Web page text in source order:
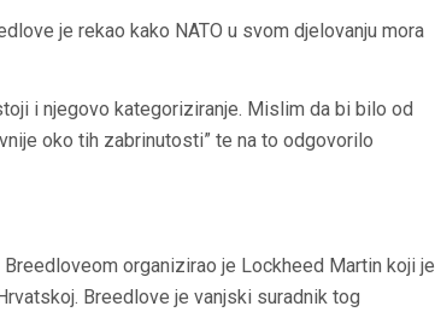
je rekao kako NATO u svom djelovanju mora
i njegovo kategoriziranje. Mislim da bi bilo od
oko tih zabrinutosti” te na to odgovorilo
organizirao je Lockheed Martin koji je
Breedlove je vanjski suradnik tog